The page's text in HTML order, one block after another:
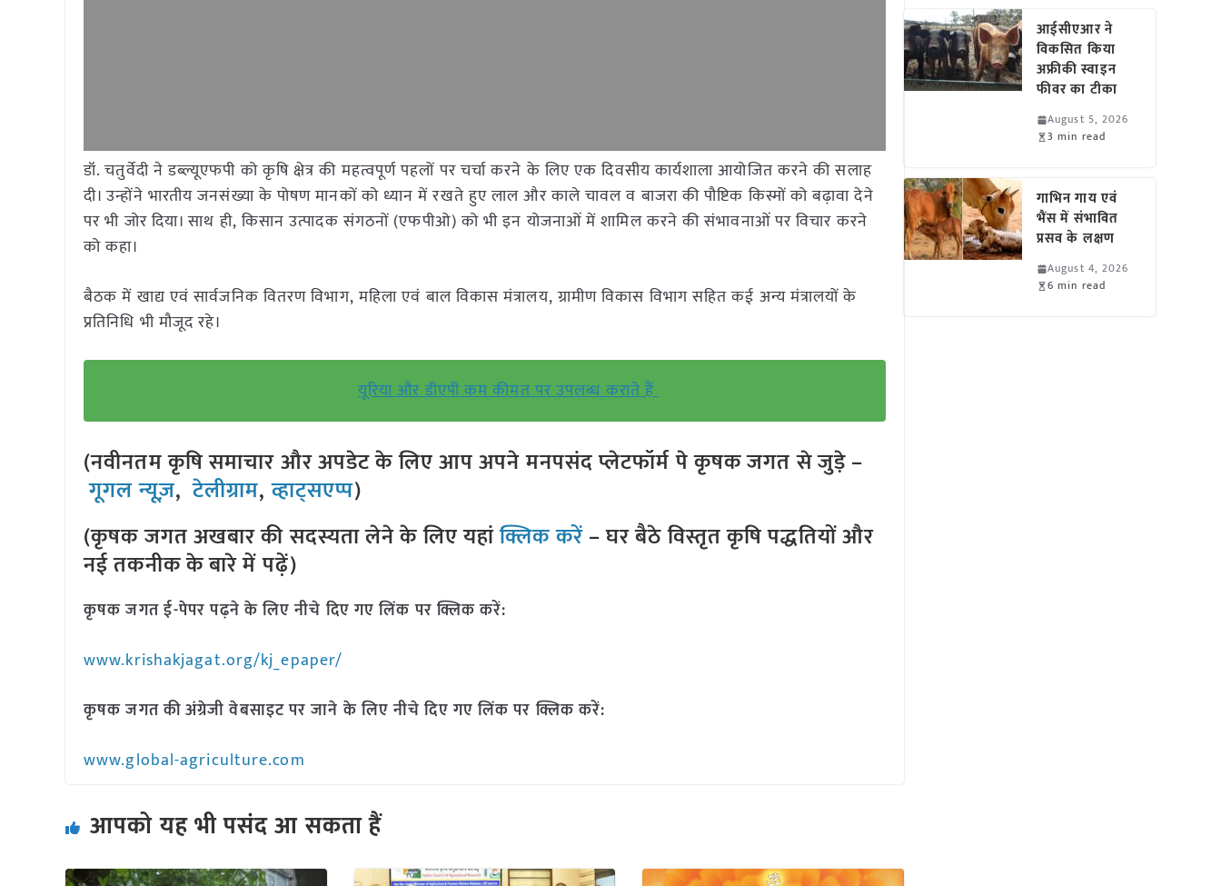
डॉ. चतुर्वेदी ने डब्ल्यूएफपी को कृषि क्षेत्र की महत्वपूर्ण पहलों पर चर्चा करने के लिए एक दिवसीय कार्यशाला आयोजित करने की सलाह
दी। उन्होंने भारतीय जनसंख्या के पोषण मानकों को ध्यान में रखते हुए लाल और काले चावल व बाजरा की पौष्टिक किस्मों को बढ़ावा देने
पर भी जोर दिया। साथ ही, किसान उत्पादक संगठनों (एफपीओ) को भी इन योजनाओं में शामिल करने की संभावनाओं पर विचार करने
को कहा।
बैठक में खाद्य एवं सार्वजनिक वितरण विभाग, महिला एवं बाल विकास मंत्रालय, ग्रामीण विकास विभाग सहित कई अन्य मंत्रालयों के
प्रतिनिधि भी मौजूद रहे।
यूरिया और डीएपी कम कीमत पर उपलब्ध कराते हैं
(नवीनतम कृषि समाचार और अपडेट के लिए आप अपने मनपसंद प्लेटफॉर्म पे कृषक जगत से जुड़े –
गूगल न्यूज़,टेलीग्राम,व्हाट्सएप्प)
(कृषक जगत अखबार की सदस्यता लेने के लिए यहांक्लिक करें– घर बैठे विस्तृत कृषि पद्धतियों और
नई तकनीक के बारे में पढ़ें)
कृषक जगत ई-पेपर पढ़ने के लिए नीचे दिए गए लिंक पर क्लिक करें:
www.krishakjagat.org/kj_epaper/
कृषक जगत की अंग्रेजी वेबसाइट पर जाने के लिए नीचे दिए गए लिंक पर क्लिक करें:
www.global-agriculture.com
आपको यह भी पसंद आ सकता हैं
आईसीएआर ने
विकसित किया
अफ्रीकी स्वाइन
फीवर का टीका
August 5, 2026
3 min read
गाभिन गाय एवं
भैंस में संभावित
प्रसव के लक्षण
August 4, 2026
6 min read